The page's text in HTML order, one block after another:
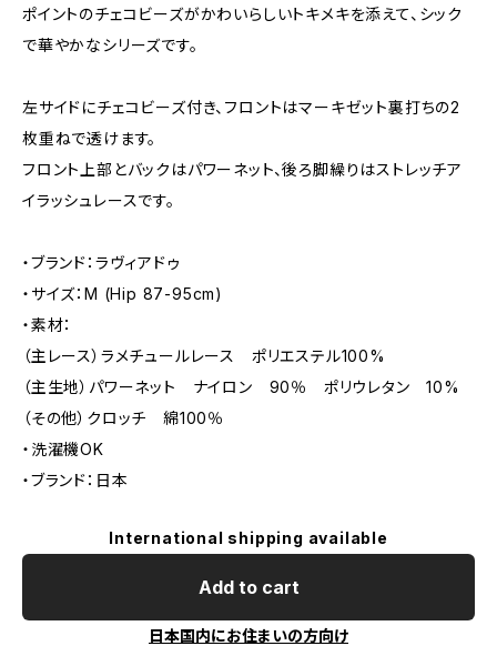
ポイントのチェコビーズがかわいらしいトキメキを添えて、シック
で華やかなシリーズです。
左サイドにチェコビーズ付き、フロントはマーキゼット裏打ちの2
枚重ねで透けます。
フロント上部とバックはパワーネット、後ろ脚繰りはストレッチア
イラッシュレースです。
・ブランド：ラヴィアドゥ
・サイズ：M (Hip 87-95cm)
・素材：
（主レース）ラメチュールレース ポリエステル100%
（主生地）パワーネット ナイロン 90％ ポリウレタン 10%
（その他）クロッチ 綿100％
・洗濯機OK
・ブランド：日本
International shipping available
Add to cart
日本国内にお住まいの方向け